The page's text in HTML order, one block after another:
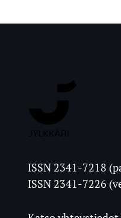
Ylioppilaslehti
ISSN 2341-7218
ISSN 2341-7226